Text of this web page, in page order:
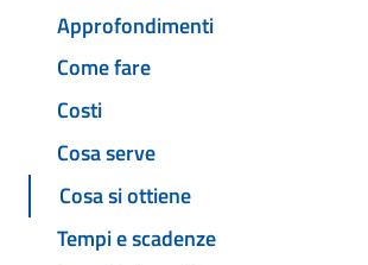
Approfondimenti
Come fare
Costi
Cosa serve
Cosa si ottiene
Tempi e scadenze